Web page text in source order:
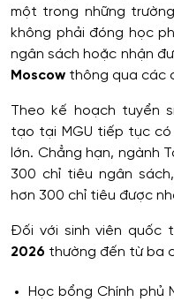
một trong những
không phải đóng học
ngân sách hoặc nhận
Moscow thông qua các
Theo kế hoạch tuyển
tạo tại MGU tiếp tục
lớn. Chẳng hạn, ngành
300 chỉ tiêu ngân
hơn 300 chỉ tiêu được
Đối với sinh viên quốc
2026 thường đến từ ba
Học bổng Chính phủ